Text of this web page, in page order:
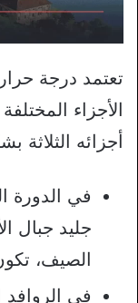
تعتمد درجة
الأجزاء
أجزائه
في الدورة
جليد جبال
الصيف،
في الروافد